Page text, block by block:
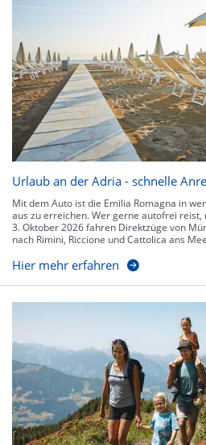
Urlaub an der Adria - schnelle
Mit dem Auto ist die Emilia Romagna in
aus zu erreichen. Wer gerne autofrei reist,
3. Oktober 2026 fahren Direktzüge von
nach Rimini, Riccione und Cattolica ans
Hier mehr erfahren